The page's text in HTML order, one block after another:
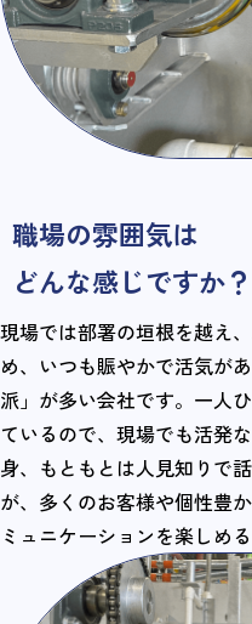
職場の雰囲気は
どんな感じですか？
現場では部署の垣根を越え
め、いつも賑やかで活気が
派」が多い会社です。一人
ているので、現場でも活発
身、もともとは人見知りで
が、多くのお客様や個性豊
ミュニケーションを楽しめ